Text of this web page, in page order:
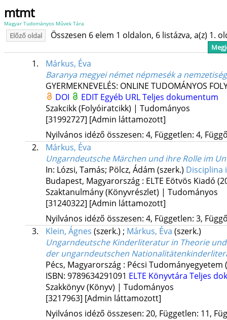
mtmt
Magyar Tudományos Művek Tára
Előző oldal Összesen 6 elem 1 oldalon, 6 listázva, a(z) 1.
1.
Márkus, Éva
Baranya megyei német népmesék a
GYERMEKNEVELÉS: ONLINE TUDOMÁNYOS
DOI
EDIT Egyéb URLTeljes dokumentum
Szakcikk (Folyóiratcikk) | Tudományos
[31992727] [Admin láttamozott]
Nyilvános idéző összesen: 4, Független: 4,
2.
Márkus, Éva
Ungarndeutsche Märchen und ihre Rolle im
In: Lózsi, Tamás; Pölcz, Ádám (szerk.) Disciplina
Budapest, Magyarország : ELTE Eötvös Kiadó
Szaktanulmány (Könyvrészlet) | Tudományos
[31240322] [Admin láttamozott]
Nyilvános idéző összesen: 4, Független: 3,
3.
Klein, Ágnes (szerk.) ; Márkus, Éva (szerk.)
Ungarndeutsche Kinderliteratur in Theorie
der ungarndeutschen
Pécs, Magyarország : Pécsi Tudományegyetem
ISBN: 9789634291091 ELTE Könyvtára Teljes
Szakkönyv (Könyv) | Tudományos
[3217963] [Admin láttamozott]
Nyilvános idéző összesen: 20, Független: 11,